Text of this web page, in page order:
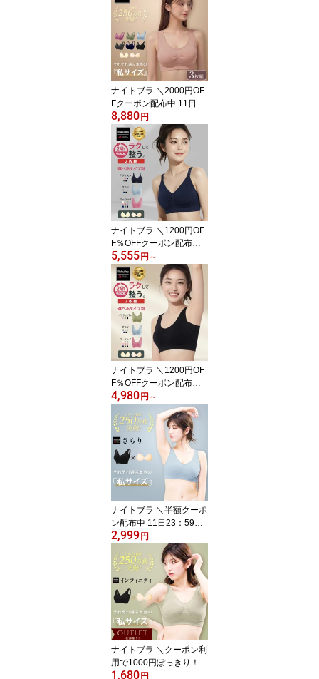
ンワイヤー 脇高 昼夜兼
用 24時間 下着 無地 痛く
ない 楽 プレミーナ 福袋
2枚セット 春 夏用 一体型
パッド『選べる6タイプ
ラクブラ24』 RP
ナイトブラ ＼2000円OF
Fクーポン配布中 11日2
3：59まで／ 【3枚組】
育乳 ブラジャー ノンワ
イヤーブラ 脇高 昼夜兼
用ブラ 下着 スポーツブ
ラ スポブラ 痛くない 20
代 30代 40代 プレミーナ
『選べる6タイプ ラクブ
ラ24 』 RP
8,880円
ナイトブラ ＼1200円OF
F％OFFクーポン配布中 1
1日23：59まで／ 【選べ
る2枚組&返品、交換保
証】 育乳ブラジャー ノ
ンワイヤー 脇高 昼夜兼
用 下着 スポブラ 無地 痛
くない 30代 40代 プレミ
ーナ セール 福袋 2枚セッ
ト『 選べる3タイプ アジ
ャスター ラクブラ24 』
RP
5,555円 ～
ナイトブラ ＼1200円OF
F％OFFクーポン配布中 1
1日23：59まで／ 【選べ
る2枚組&返品、交換保
証】 育乳ブラジャー ノ
ンワイヤー 脇高 昼夜兼
用 下着 スポブラ 痛くな
い 30代 40代 プレミーナ
セール 福袋 2枚セット『
選べる3タイプ インフィ
ニティ ラクブラ24 』 RP
4,980円 ～
ナイトブラ ＼半額クーポ
ン配布中 11日23：59ま
で／ さらりタイプ 【単
品】 育乳 ブラジャー ノ
ンワイヤー 脇高 昼夜兼
用 下着 スポーツ 一体型
パッド 夏用 さらっと生
地 涼感 通気性 無地 痛く
ない 楽 30代 40代 春 夏
プレミーナ 『ラクブラ2
4 さらり』RP
2,999円
ナイトブラ ＼クーポン利
用で1000円ぽっきり！／
【単品】 昼夜兼用 ノン
1,680円